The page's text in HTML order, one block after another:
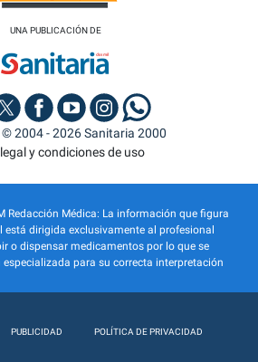
UNA PUBLICACIÓN DE
2004 - 2026 Sanitaria 2000
y condiciones de uso
Redacción Médica: La información que figura
está dirigida exclusivamente al profesional
o dispensar medicamentos por lo que se
para su correcta interpretación
PUBLICIDAD POLÍTICA DE PRIVACIDAD